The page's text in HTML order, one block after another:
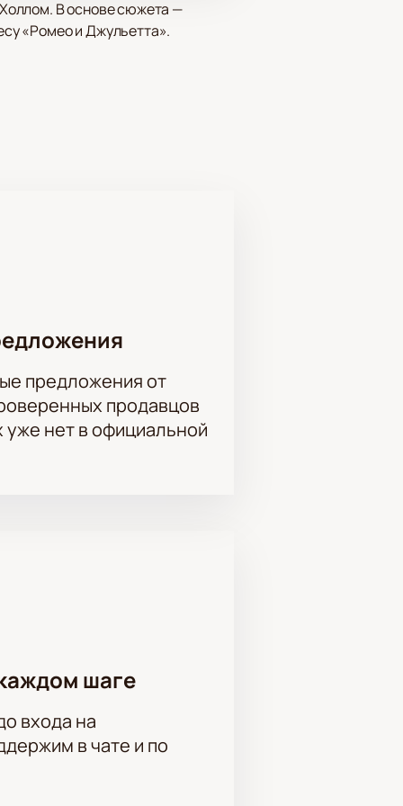
В основе сюжета —
«Ромео и Джульетта».
Никита Пирожков, Игорь Теплов,
Сафонов, Алексей Рахманов,
Кононова, Нина
предложения от
продавцов
нет в официальной
шаге
входа на
в чате и по